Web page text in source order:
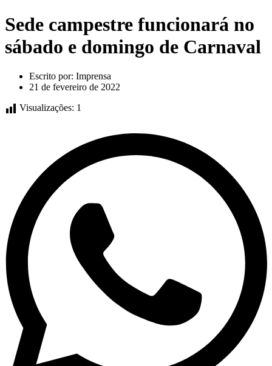
Sede campestre funcionará no
sábado e domingo de Carnaval
Escrito por: Imprensa
21 de fevereiro de 2022
Visualizações: 1